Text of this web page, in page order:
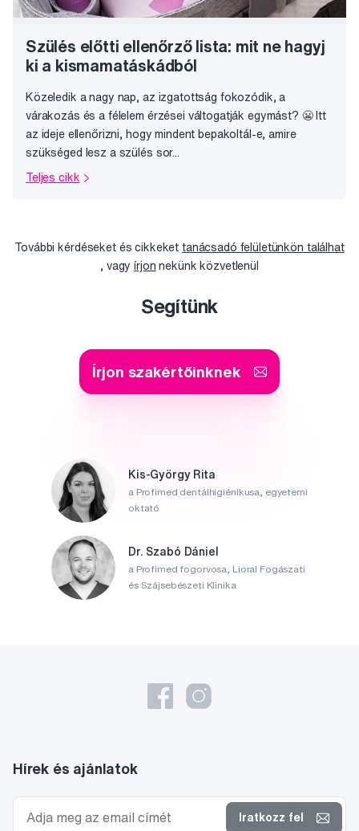
Szülés előtti ellenőrző lista: mit ne hagyj
ki a kismamatáskádból
Közeledik a nagy nap, az izgatottság fokozódik, a
várakozás és a félelem érzései váltogatják egymást? 😬 Itt
az ideje ellenőrizni, hogy mindent bepakoltál-e, amire
szükséged lesz a szülés sor...
Teljes cikk
További kérdéseket és cikkeket tanácsadó felületünkön találhat
, vagyírjon nekünk közvetlenül
Segítünk
Írjon szakértőinknek
Kis-György Rita
a Profimed dentálhigiénikusa, egyetemi
oktató
Dr. Szabó Dániel
a Profimed fogorvosa, Lioral Fogászati
és Szájsebészeti Klinika
Hírek és ajánlatok
Iratkozz fel